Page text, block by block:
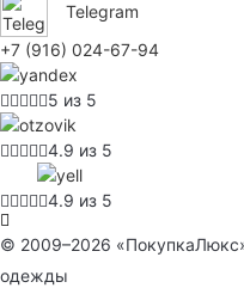
Telegram
+7 (916) 024-67-94
5 из 5
4.9 из 5
4.9 из 5
© 2009–2026
одежды